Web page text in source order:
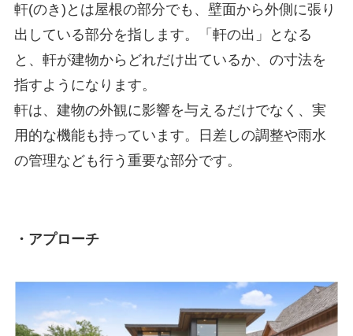
軒(のき)とは屋根の部分でも、壁面から外側に張り
出している部分を指します。「軒の出」となる
と、軒が建物からどれだけ出ているか、の寸法を
指すようになります。
軒は、建物の外観に影響を与えるだけでなく、実
用的な機能も持っています。日差しの調整や雨水
の管理なども行う重要な部分です。
・アプローチ